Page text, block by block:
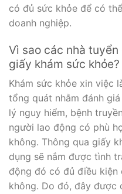
có đủ sức khỏe để có
doanh nghiệp.
Vì sao các nhà
giấy khám sức khỏe?
Khám sức khỏe xin việc
tổng quát nhằm đánh
lý nguy hiểm, bệnh
người lao động có phù
không. Thông qua giấy
dụng sẽ nắm được tình
động đó có đủ điều kiện
không. Do đó, đây được